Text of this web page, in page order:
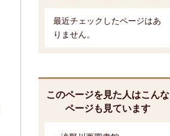
最近チェックしたページはあ
りません。
このページを見た人はこんな
ページも見ています